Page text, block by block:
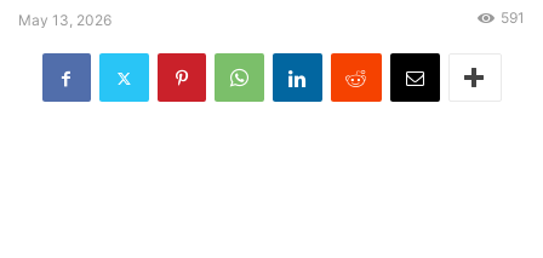
May 13, 2026 591